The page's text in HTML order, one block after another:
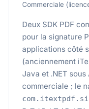
Commerciale
Deux SDK PDF
pour la signature
applications côté
(anciennement
Java et .NET sous
commerciale ; le